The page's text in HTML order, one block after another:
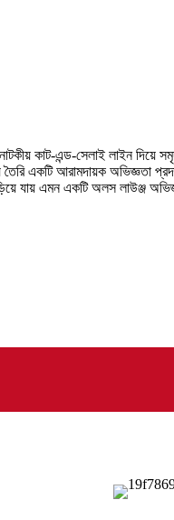
কাট-এন্ড-সেলাই লাইন দিয়ে
একটি আরামদায়ক অভিজ্ঞতা
যায় এমন একটি অলস লাউঞ্জ